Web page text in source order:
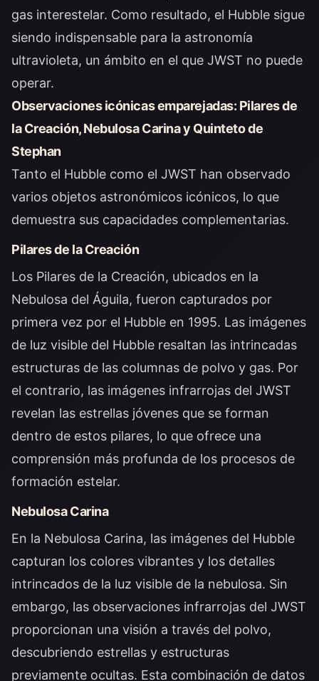
gas interestelar. Como resultado, el Hubble sigue
siendo indispensable para la astronomía
ultravioleta, un ámbito en el que JWST no puede
operar.
Observaciones icónicas emparejadas: Pilares de
la Creación, Nebulosa Carina y Quinteto de
Stephan
Tanto el Hubble como el JWST han observado
varios objetos astronómicos icónicos, lo que
demuestra sus capacidades complementarias.
Pilares de la Creación
Los Pilares de la Creación, ubicados en la
Nebulosa del Águila, fueron capturados por
primera vez por el Hubble en 1995. Las imágenes
de luz visible del Hubble resaltan las intrincadas
estructuras de las columnas de polvo y gas. Por
el contrario, las imágenes infrarrojas del JWST
revelan las estrellas jóvenes que se forman
dentro de estos pilares, lo que ofrece una
comprensión más profunda de los procesos de
formación estelar.
Nebulosa Carina
En la Nebulosa Carina, las imágenes del Hubble
capturan los colores vibrantes y los detalles
intrincados de la luz visible de la nebulosa. Sin
embargo, las observaciones infrarrojas del JWST
proporcionan una visión a través del polvo,
descubriendo estrellas y estructuras
previamente ocultas. Esta combinación de datos